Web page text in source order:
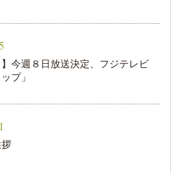
】今週８日放送決定、フジテレビ
プ」